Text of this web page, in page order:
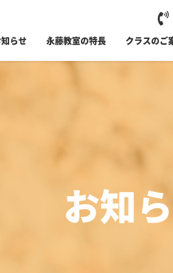
らせ 永藤教室の特長 クラスのご
お知